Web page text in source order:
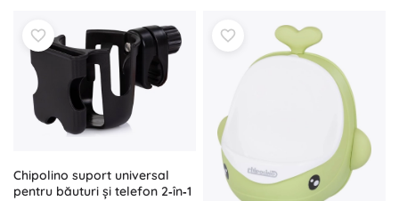
Chipolino suport universal
pentru băuturi și telefon 2‑în‑1